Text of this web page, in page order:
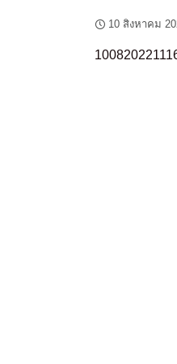
10 สิงหาคม